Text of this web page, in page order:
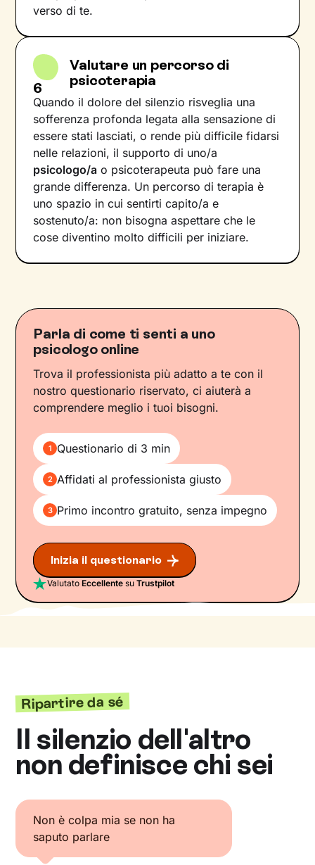
verso di te.
6
Valutare un percorso di
psicoterapia
Quando il dolore del silenzio risveglia una
sofferenza profonda legata alla sensazione di
essere stati lasciati, o rende più difficile fidarsi
nelle relazioni, il supporto di uno/a
psicologo/a o psicoterapeuta può fare una
grande differenza. Un percorso di terapia è
uno spazio in cui sentirti capito/a e
sostenuto/a: non bisogna aspettare che le
cose diventino molto difficili per iniziare.
Parla di come ti senti a uno
psicologo online
Trova il professionista più adatto a te con il
nostro questionario riservato, ci aiuterà a
comprendere meglio i tuoi bisogni.
1 Questionario di 3 min
2 Affidati al professionista giusto
3 Primo incontro gratuito, senza impegno
Inizia il questionario
ValutatoEccellente suTrustpilot
Ripartire da sé
Il silenzio dell'altro
non definisce chi sei
Non è colpa mia se non ha
saputo parlare